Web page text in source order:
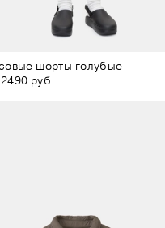
шорты голубые
2490 руб.